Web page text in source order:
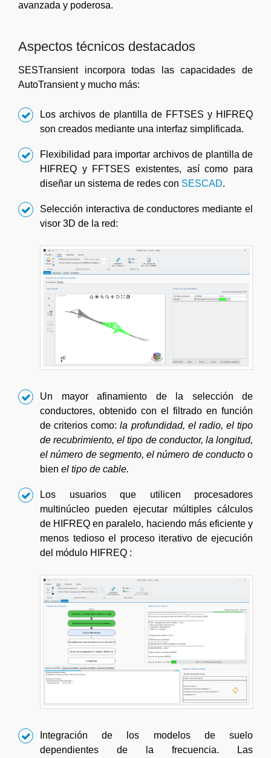
avanzada y poderosa.
Aspectos técnicos destacados
SESTransient incorpora todas las capacidades de
AutoTransient y mucho más:
Los archivos de plantilla de FFTSES y HIFREQ
son creados mediante una interfaz simplificada.
Flexibilidad para importar archivos de plantilla de
HIFREQ y FFTSES existentes, así como para
diseñar un sistema de redes con SESCAD.
Selección interactiva de conductores mediante el
visor 3D de la red:
Un mayor afinamiento de la selección de
conductores, obtenido con el filtrado en función
de criterios como:la profundidad, el radio, el tipo
de recubrimiento, el tipo de conductor, la longitud,
el número de segmento, el número de conducto o
bien el tipo de cable.
Los usuarios que utilicen procesadores
multinúcleo pueden ejecutar múltiples cálculos
de HIFREQ en paralelo, haciendo más eficiente y
menos tedioso el proceso iterativo de ejecución
del módulo HIFREQ :
Integración de los modelos de suelo
dependientes de la frecuencia. Las